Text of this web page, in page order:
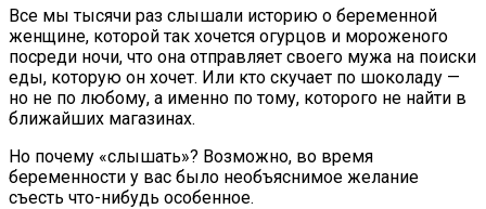
Все мы тысячи раз слышали историю о беременной
женщине, которой так хочется огурцов и мороженого
посреди ночи, что она отправляет своего мужа на поиски
еды, которую он хочет. Или кто скучает по шоколаду —
но не по любому, а именно по тому, которого не найти в
ближайших магазинах.
Но почему «слышать»? Возможно, во время
беременности у вас было необъяснимое желание
съесть что-нибудь особенное.